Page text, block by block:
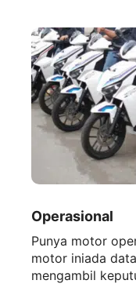
Operasional
Punya motor
motor iniada
mengambil